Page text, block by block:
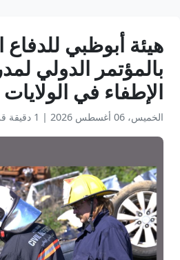
هيئة أبوظبي
بالمؤتمر الدولي
الإطفاء في
الخميس، 06 أغسطس 2026 | 1 دقيقة قراءة